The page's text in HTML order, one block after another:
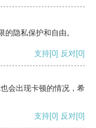
隐私保护和自由。
支持[0] 反对[0]
会出现卡顿的情况，希
支持[0] 反对[0]